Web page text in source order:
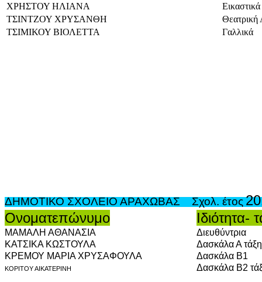
ΧΡΗΣΤΟΥ ΗΛΙΑΝΑ
Εικαστικά
ΤΣΙΝΤΖΟΥ ΧΡΥΣΑΝΘΗ
Θεατρική
ΤΣΙΜΙΚΟΥ ΒΙΟΛΕΤΤΑ
Γαλλικά
ΔΗΜΟΤΙΚΟ ΣΧΟΛΕΙΟ ΑΡΑΧΩΒΑΣ Σχολ. έτος
Ονοματεπώνυμο
Ιδιότητα-
ΜΑΜΑΛΗ ΑΘΑΝΑΣΙΑ
Διευθύντρια
ΚΑΤΣΙΚΑ ΚΩΣΤΟΥΛΑ
Δασκάλα Α
ΚΡΕΜΟΥ ΜΑΡΙΑ ΧΡΥΣΑΦΟΥΛΑ
Δασκάλα Β1
ΚΟΡΙΤΟΥ ΑΙΚΑΤΕΡΙΝΗ Δασκάλα Β2